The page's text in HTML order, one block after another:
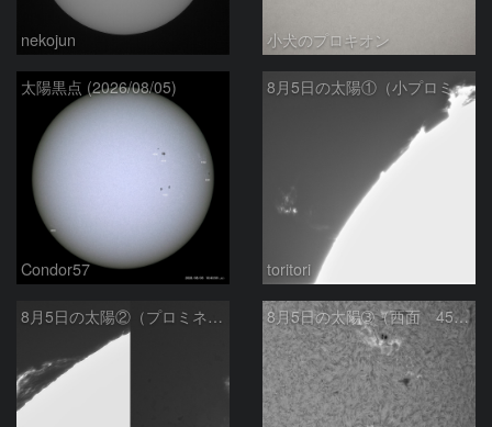
nekojun 小犬のプロキオン
太陽黒点 (2026/08/05)
Condor57
8月5日の太陽①（小プロミネン噴出 ）
toritori
8月5日の太陽②（プロミネンス北東縁 ） 8月5日の太陽➂（西面 4502 C1.7フレア ）